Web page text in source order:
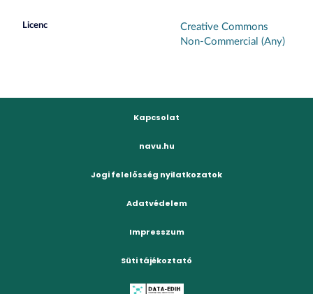
Licenc
Creative Commons
Non-Commercial (Any)
Kapcsolat
navu.hu
Jogi felelősség nyilatkozatok
Adatvédelem
Impresszum
Süti tájékoztató